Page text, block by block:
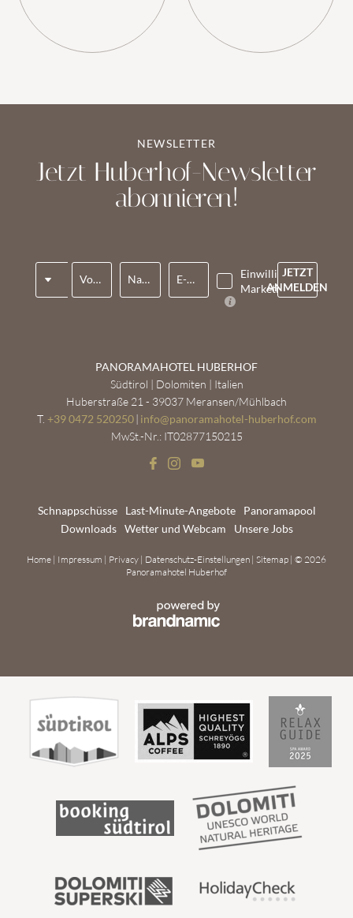
NEWSLETTER
Jetzt Huberhof-Newsletter
abonnieren!
Vorname* Nachname* E-Mail*
Einwilligung
Marketing*
JETZT
ANMELDEN
PANORAMAHOTEL HUBERHOF
Südtirol | Dolomiten | Italien
Huberstraße 21 - 39037 Meransen/Mühlbach
T. +39 0472 520250 | info@panoramahotel-huberhof.com
MwSt.-Nr.: IT02877150215
Schnappschüsse Last-Minute-Angebote
Panoramapool
Downloads
Wetter und Webcam Unsere Jobs
Home | Impressum | Privacy | Datenschutz-Einstellungen | Sitemap | © 2026
Panoramahotel Huberhof